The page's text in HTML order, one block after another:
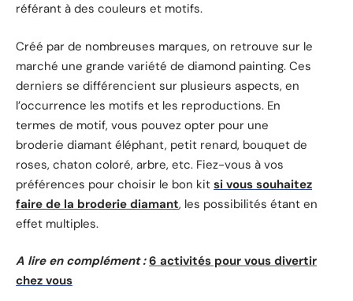
référant à des couleurs et motifs.
Créé par de nombreuses marques, on retrouve sur le
marché une grande variété de diamond painting. Ces
derniers se différencient sur plusieurs aspects, en
l’occurrence les motifs et les reproductions. En
termes de motif, vous pouvez opter pour une
broderie diamant éléphant, petit renard, bouquet de
roses, chaton coloré, arbre, etc. Fiez-vous à vos
préférences pour choisir le bon kit si vous souhaitez
faire de la broderie diamant, les possibilités étant en
effet multiples.
A lire en complément : 6 activités pour vous divertir
chez vous